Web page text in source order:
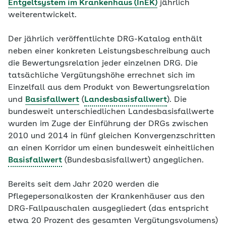
Entgeltsystem im Krankenhaus (InEK) jährlich
weiterentwickelt.
Der jährlich veröffentlichte DRG-Katalog enthält
neben einer konkreten Leistungsbeschreibung auch
die Bewertungsrelation jeder einzelnen DRG. Die
tatsächliche Vergütungshöhe errechnet sich im
Einzelfall aus dem Produkt von Bewertungsrelation
und
Basisfallwert ( Landesbasisfallwert). Die
bundesweit unterschiedlichen Landesbasisfallwerte
wurden im Zuge der Einführung der DRGs zwischen
2010 und 2014 in fünf gleichen Konvergenzschritten
an einen Korridor um einen bundesweit einheitlichen
Basisfallwert (Bundesbasisfallwert) angeglichen.
Bereits seit dem Jahr 2020 werden die
Pflegepersonalkosten der Krankenhäuser aus den
DRG-Fallpauschalen ausgegliedert (das entspricht
etwa 20 Prozent des gesamten Vergütungsvolumens)